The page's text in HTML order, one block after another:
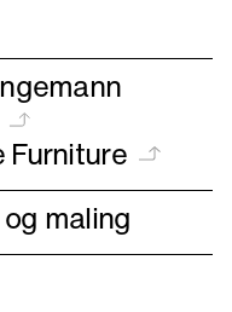
Furniture
maling